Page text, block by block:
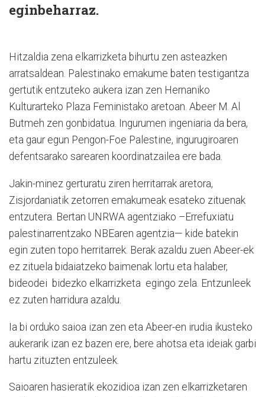
eginbeharraz.
Hitzaldia zena elkarrizketa bihurtu zen asteazken
arratsaldean. Palestinako emakume baten testigantza
gertutik entzuteko aukera izan zen Hernaniko
Kulturarteko Plaza Feministako aretoan. Abeer M. Al
Butmeh zen gonbidatua. Ingurumen ingeniaria da bera,
eta gaur egun Pengon-Foe Palestine, ingurugiroaren
defentsarako sarearen koordinatzailea ere bada.
Jakin-minez gerturatu ziren herritarrak aretora,
Zisjordaniatik zetorren emakumeak esateko zituenak
entzutera. Bertan UNRWA agentziako –Errefuxiatu
palestinarrentzako NBEaren agentzia— kide batekin
egin zuten topo herritarrek. Berak azaldu zuen Abeer-ek
ez zituela bidaiatzeko baimenak lortu eta halaber,
bideodei bidezko elkarrizketa egingo zela. Entzunleek
ez zuten harridura azaldu.
Ia bi orduko saioa izan zen eta Abeer-en irudia ikusteko
aukerarik izan ez bazen ere, bere ahotsa eta ideiak garbi
hartu zituzten entzuleek.
Saioaren hasieratik ekozidioa izan zen elkarrizketaren